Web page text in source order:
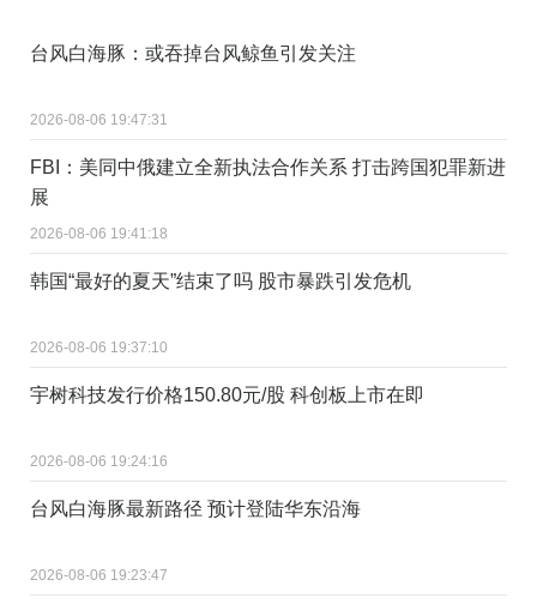
台风白海豚：或吞掉台风鲸鱼引发关注
2026-08-06 19:47:31
FBI：美同中俄建立全新执法合作关系 打击跨国犯罪新进
展
2026-08-06 19:41:18
韩国“最好的夏天”结束了吗 股市暴跌引发危机
2026-08-06 19:37:10
宇树科技发行价格150.80元/股 科创板上市在即
2026-08-06 19:24:16
台风白海豚最新路径 预计登陆华东沿海
2026-08-06 19:23:47